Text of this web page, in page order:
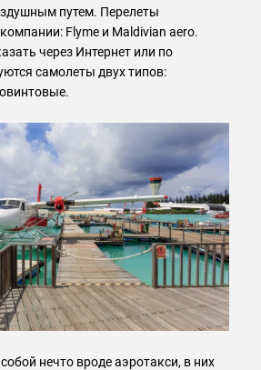
путем. Перелеты
Flyme и Maldivian aero.
через Интернет или по
самолеты двух типов:
нечто вроде аэротакси, в них